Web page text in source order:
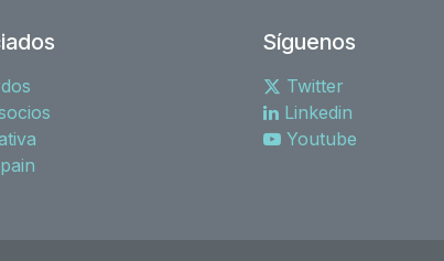
Síguenos
Twitter
Linkedin
Youtube